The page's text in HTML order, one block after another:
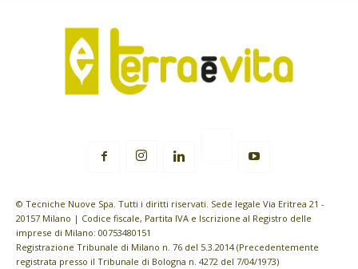
© Tecniche Nuove Spa. Tutti i diritti riservati. Sede legale Via Eritrea 21 -
20157 Milano | Codice fiscale, Partita IVA e Iscrizione al Registro delle
imprese di Milano: 00753480151
Registrazione Tribunale di Milano n. 76 del 5.3.2014 (Precedentemente
registrata presso il Tribunale di Bologna n. 4272 del 7/04/1973)